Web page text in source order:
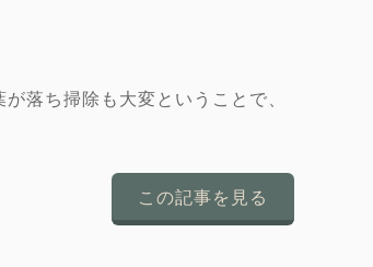
落ち掃除も大変ということで、
この記事を見る